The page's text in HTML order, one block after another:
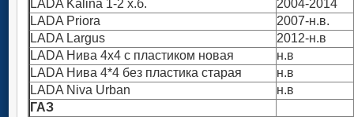
LADA Kalina 1-2 х.б.
2004-2014
LADA Priora
2007-н.в.
LADA Largus
2012-н.в
LADA Нива 4х4 с пластиком новая
н.в
LADA Нива 4*4 без пластика старая
н.в
LADA Niva Urban
н.в
ГАЗ